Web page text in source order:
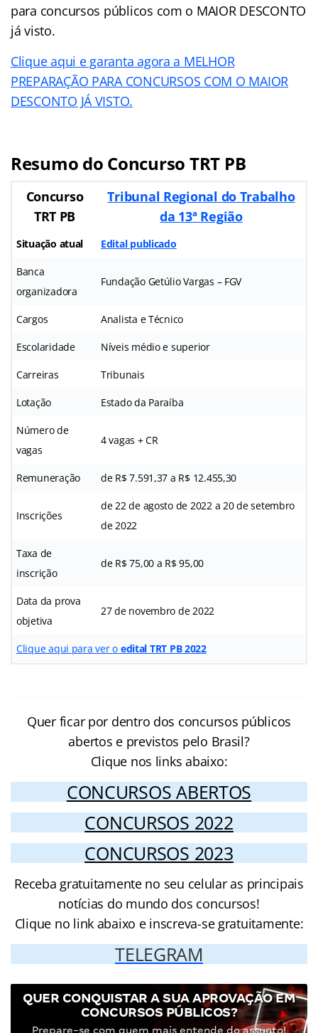
para concursos públicos com o MAIOR DESCONTO
já visto.
Clique aqui e garanta agora a MELHOR
PREPARAÇÃO PARA CONCURSOS COM O MAIOR
DESCONTO JÁ VISTO.
Resumo do Concurso TRT PB
Concurso
TRT PB
Tribunal Regional do Trabalho
da 13ª Região
Situação atual Edital publicado
Banca
organizadora
Fundação Getúlio Vargas – FGV
Cargos Analista e Técnico
Escolaridade Níveis médio e superior
Carreiras Tribunais
Lotação Estado da Paraíba
Número de
vagas
4 vagas + CR
Remuneração de R$ 7.591,37 a R$ 12.455,30
Inscrições
de 22 de agosto de 2022 a 20 de setembro
de 2022
Taxa de
inscrição
de R$ 75,00 a R$ 95,00
Data da prova
objetiva
27 de novembro de 2022
Clique aqui para ver o edital TRT PB 2022
Quer ficar por dentro dos concursos públicos
abertos e previstos pelo Brasil?
Clique nos links abaixo:
CONCURSOS ABERTOS
CONCURSOS 2022
CONCURSOS 2023
Receba gratuitamente no seu celular as principais
notícias do mundo dos concursos!
Clique no link abaixo e inscreva-se gratuitamente:
TELEGRAM
QUER CONQUISTAR A SUA APROVAÇÃO EM
CONCURSOS PÚBLICOS?
Prepare-se com quem mais entende do assunto!